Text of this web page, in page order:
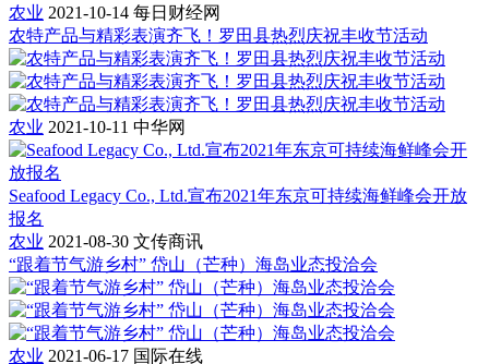
农业 2021-10-14 每日财经网
农特产品与精彩表演齐飞！罗田县热烈庆祝丰收节活动
农业 2021-10-11 中华网
Seafood Legacy Co., Ltd.宣布2021年东京可持续海鲜峰会开放
报名
农业 2021-08-30 文传商讯
“跟着节气游乡村” 岱山（芒种）海岛业态投洽会
农业 2021-06-17 国际在线